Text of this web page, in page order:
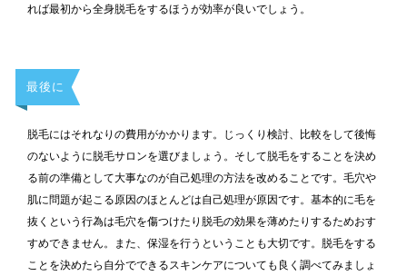
れば最初から全身脱毛をするほうが効率が良いでしょう。
最後に
脱毛にはそれなりの費用がかかります。じっくり検討、比較をして後悔
のないように脱毛サロンを選びましょう。そして脱毛をすることを決め
る前の準備として大事なのが自己処理の方法を改めることです。毛穴や
肌に問題が起こる原因のほとんどは自己処理が原因です。基本的に毛を
抜くという行為は毛穴を傷つけたり脱毛の効果を薄めたりするためおす
すめできません。また、保湿を行うということも大切です。脱毛をする
ことを決めたら自分でできるスキンケアについても良く調べてみましょ